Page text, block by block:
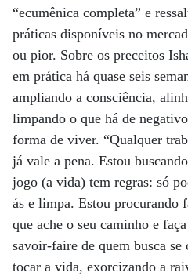
“ecumênica completa” e
práticas disponíveis no
ou pior. Sobre os preceitos
em prática há quase seis
ampliando a consciência,
limpando o que há de
forma de viver. “Qualquer
já vale a pena. Estou
jogo (a vida) tem regras: só
ás e limpa. Estou procurando
que ache o seu caminho e
savoir-faire de quem busca
tocar a vida, exorcizando a